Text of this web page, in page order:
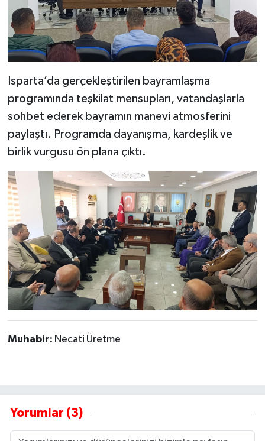
Isparta’da gerçekleştirilen bayramlaşma
programında teşkilat mensupları, vatandaşlarla
sohbet ederek bayramın manevi atmosferini
paylaştı. Programda dayanışma, kardeşlik ve
birlik vurgusu ön plana çıktı.
Muhabir: Necati Üretme
Yorumlar (3)